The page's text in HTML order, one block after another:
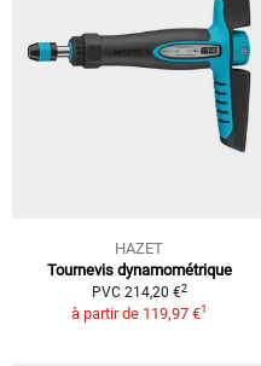
HAZET
Tournevis dynamométrique
PVC 214,20 €2
à partir de 119,97 €1